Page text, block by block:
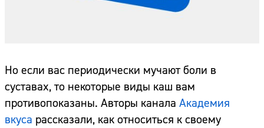
Но если вас периодически мучают боли в
суставах, то некоторые виды каш вам
противопоказаны. Авторы канала Академия
вкуса рассказали, как относиться к своему